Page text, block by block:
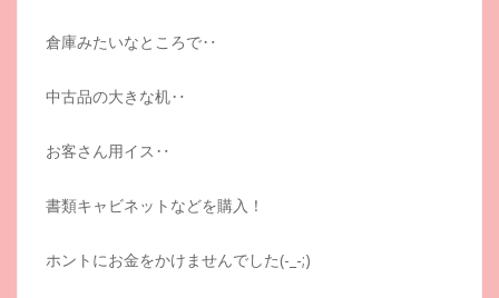
倉庫みたいなところで‥
中古品の大きな机‥
お客さん用イス‥
書類キャビネットなどを購入！
ホントにお金をかけませんでした(-_-;)